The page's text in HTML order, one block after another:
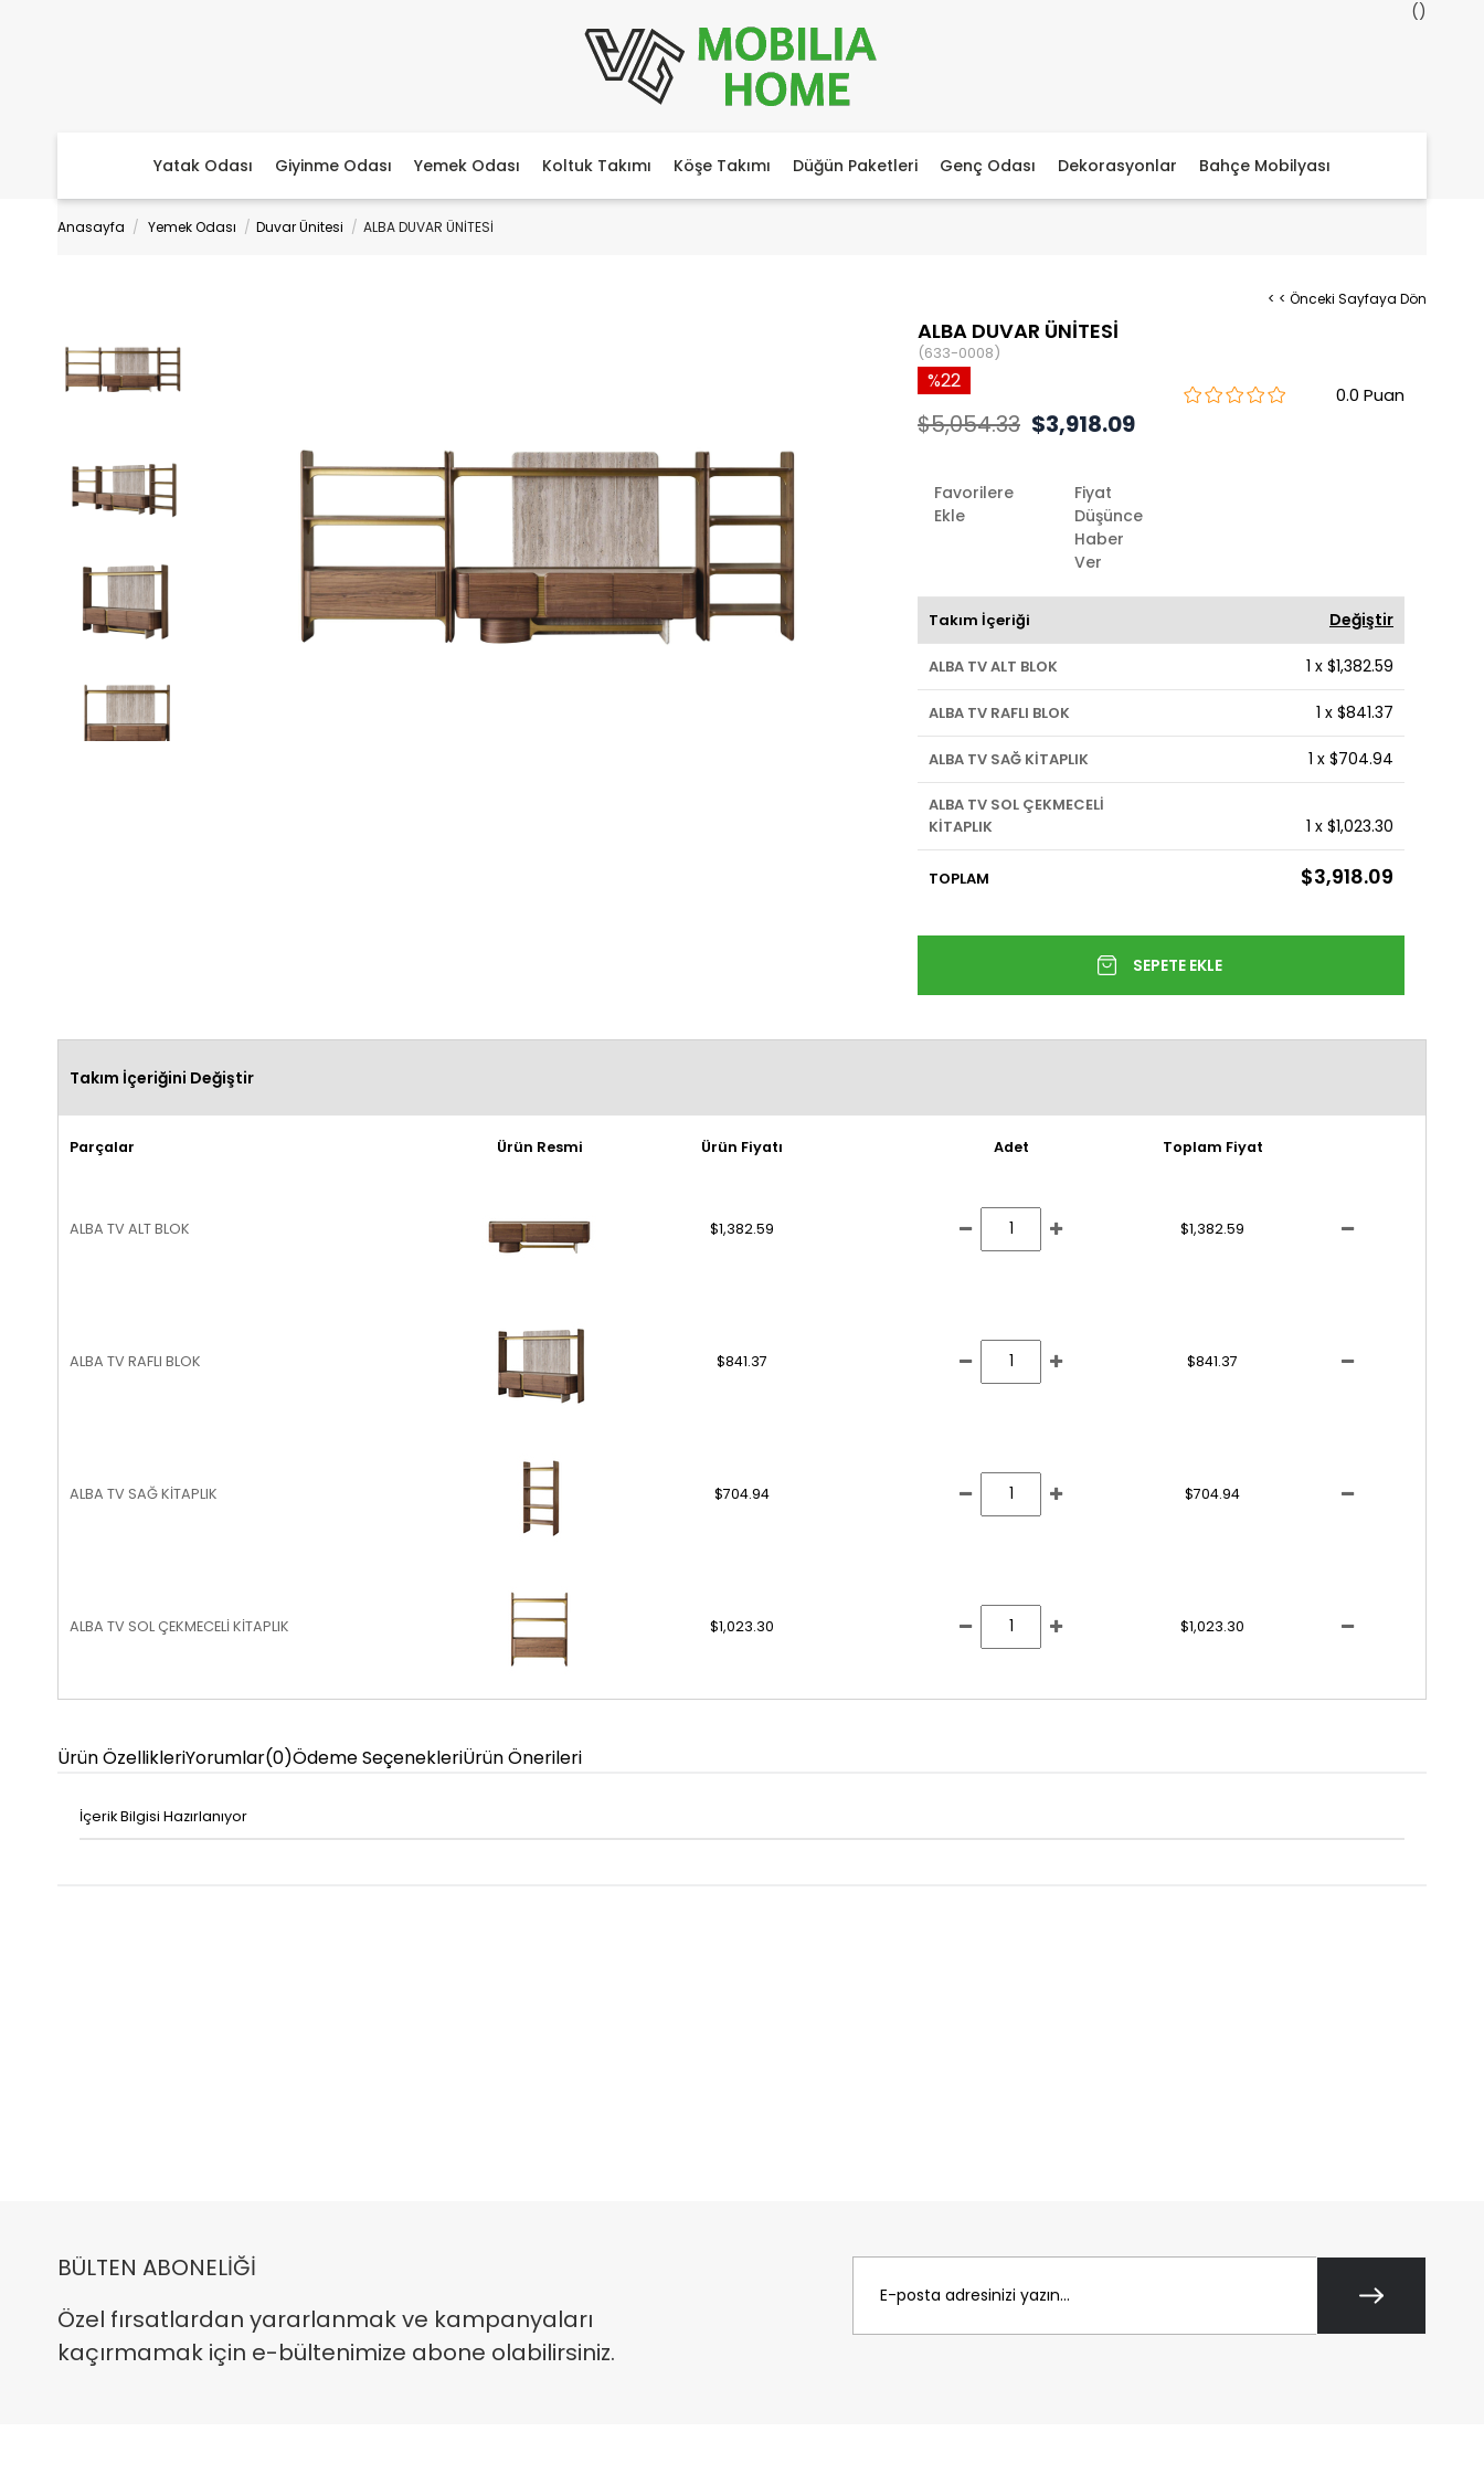
Yatak Odası Giyinme Odası Yemek Odası Koltuk Takımı Köşe Takımı Düğün Paketleri Genç Odası Dekorasyonlar Bahçe Mobilyası
Anasayfa Yemek Odası Duvar Ünitesi ALBA DUVAR ÜNİTESİ
< < Önceki Sayfaya Dön
ALBA DUVAR ÜNİTESİ
(633-0008)
0.0
22
$5,054.33 $3,918.09
Favorilere
Ekle
Fiyat
Düşünce
Haber
Ver
Takım İçeriği Değiştir
ALBA TV ALT BLOK 1 x $1,382.59
ALBA TV RAFLI BLOK 1 x $841.37
ALBA TV SAĞ KİTAPLIK 1 x $704.94
ALBA TV SOL ÇEKMECELİ
KİTAPLIK
1 x $1,023.30
TOPLAM $3,918.09
Takım İçeriğini Değiştir
Parçalar Ürün Resmi Ürün Fiyatı Adet Toplam Fiyat
ALBA TV ALT BLOK $1,382.59 $1,382.59
ALBA TV RAFLI BLOK $841.37 $841.37
ALBA TV SAĞ KİTAPLIK $704.94 $704.94
ALBA TV SOL ÇEKMECELİ KİTAPLIK $1,023.30 $1,023.30
Ürün ÖzellikleriYorumlar(0)Ödeme SeçenekleriÜrün Önerileri
İçerik Bilgisi Hazırlanıyor
BÜLTEN ABONELİĞİ
Özel fırsatlardan yararlanmak ve kampanyaları
kaçırmamak için e-bültenimize abone olabilirsiniz.